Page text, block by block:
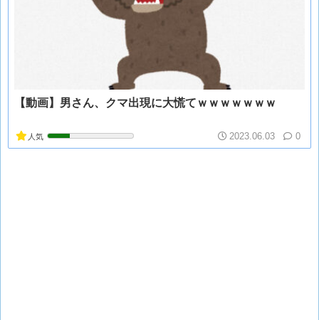
【動画】男さん、クマ出現に大慌てｗｗｗｗｗｗｗ
人気 2023.06.03 0